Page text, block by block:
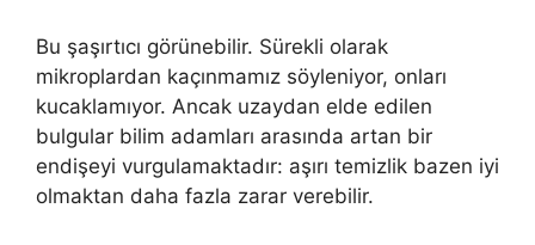
Bu şaşırtıcı görünebilir. Sürekli olarak
mikroplardan kaçınmamız söyleniyor, onları
kucaklamıyor. Ancak uzaydan elde edilen
bulgular bilim adamları arasında artan bir
endişeyi vurgulamaktadır: aşırı temizlik bazen iyi
olmaktan daha fazla zarar verebilir.